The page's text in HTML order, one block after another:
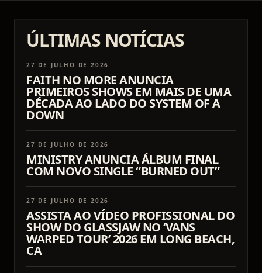
ÚLTIMAS NOTÍCIAS
27 DE JULHO DE 2026
FAITH NO MORE ANUNCIA
PRIMEIROS SHOWS EM MAIS DE UMA
DÉCADA AO LADO DO SYSTEM OF A
DOWN
27 DE JULHO DE 2026
MINISTRY ANUNCIA ÁLBUM FINAL
COM NOVO SINGLE “BURNED OUT”
27 DE JULHO DE 2026
ASSISTA AO VÍDEO PROFISSIONAL DO
SHOW DO GLASSJAW NO ‘VANS
WARPED TOUR’ 2026 EM LONG BEACH,
CA